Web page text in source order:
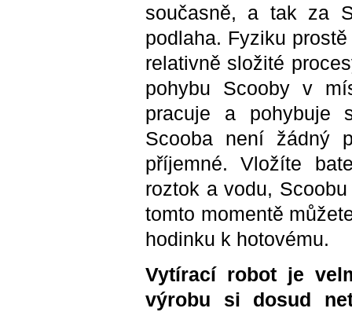
současně, a tak za
podlaha. Fyziku
relativně složité
pohybu Scooby v
pracuje a pohybuje
Scooba není žádný
příjemné. Vložíte
roztok a vodu,
tomto momentě
hodinku k hotovému.
Vytírací robot je
výrobu si dosud